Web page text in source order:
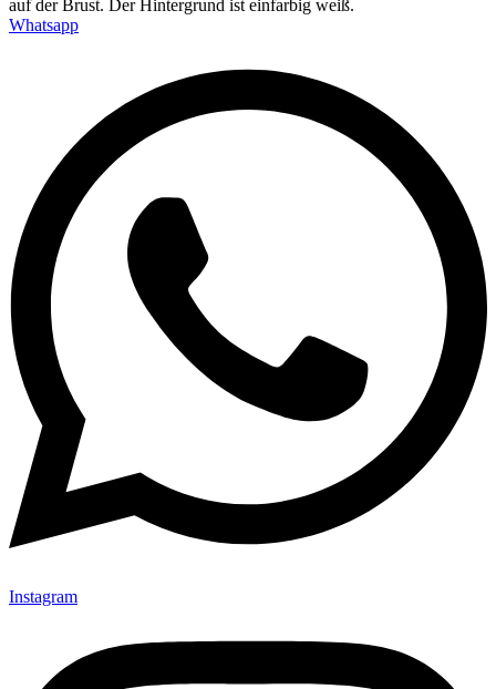
Whatsapp
Instagram